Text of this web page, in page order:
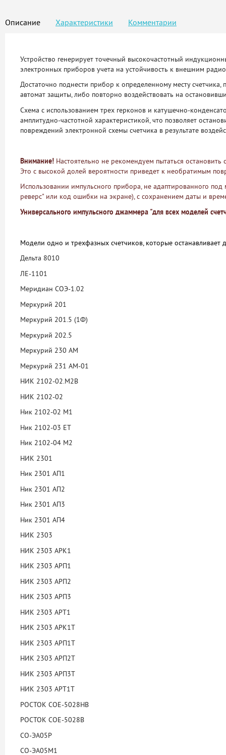
Описание Характеристики Комментарии
Устройство генерирует точечный высокочастотный
электронных приборов учета на устойчивость к внешним
Достаточно поднести прибор к определенному месту
автомат защиты, либо повторно воздействовать на
Схема с использованием трех герконов и катушечно-
амплитудно-частотной характеристикой, что позволяет
повреждений электронной схемы счетчика в результате
Внимание! Настоятельно не рекомендуем пытаться
Это с высокой долей вероятности приведет к необратимым
Использовании импульсного прибора, не адаптированного
реверс" или код ошибки на экране), с сохранением даты и
Универсального импульсного джаммера "для всех моделей
Модели одно и трехфазных счетчиков, которые
Дельта 8010
ЛЕ-1101
Меридиан СОЭ-1.02
Меркурий 201
Меркурий 201.5 (1Ф)
Меркурий 202.5
Меркурий 230 АМ
Меркурий 231 АМ-01
НИК 2102-02.М2В
НИК 2102-02
Ник 2102-02 М1
Ник 2102-03 ET
Ник 2102-04 М2
НИК 2301
Ник 2301 АП1
Ник 2301 АП2
Ник 2301 АП3
Ник 2301 АП4
НИК 2303
НИК 2303 АРК1
НИК 2303 АРП1
НИК 2303 АРП2
НИК 2303 АРП3
НИК 2303 АРТ1
НИК 2303 АРК1Т
НИК 2303 АРП1Т
НИК 2303 АРП2Т
НИК 2303 АРП3Т
НИК 2303 АРТ1Т
РОСТОК СОЕ-5028НВ
РОСТОК СОЕ-5028В
СО-ЭА05Р
СО-ЭА05М1